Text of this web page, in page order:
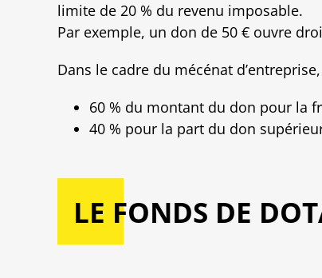
limite de 20 % du revenu imposable.
Par exemple, un don de 50 € ouvre
Dans le cadre du mécénat
60 % du montant du don pour la
40 % pour la part du don
LE FONDS DE